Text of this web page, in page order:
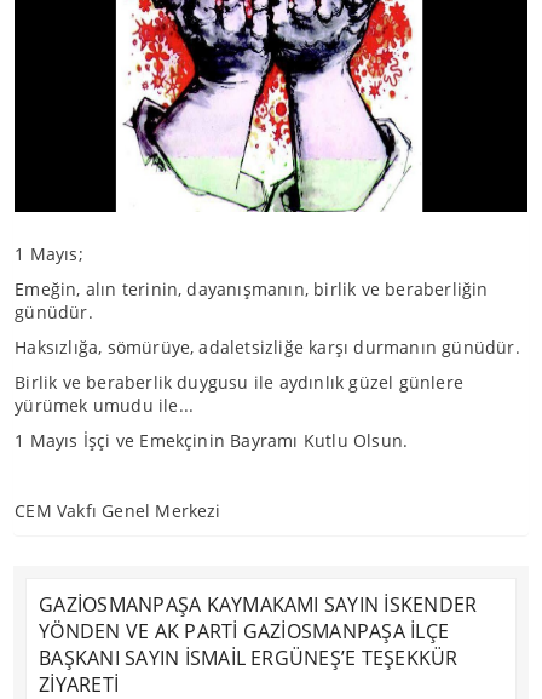
1 Mayıs;
Emeğin, alın terinin, dayanışmanın, birlik ve beraberliğin
günüdür.
Haksızlığa, sömürüye, adaletsizliğe karşı durmanın günüdür.
Birlik ve beraberlik duygusu ile aydınlık güzel günlere
yürümek umudu ile...
1 Mayıs İşçi ve Emekçinin Bayramı Kutlu Olsun.
CEM Vakfı Genel Merkezi
GAZİOSMANPAŞA KAYMAKAMI SAYIN İSKENDER
YÖNDEN VE AK PARTİ GAZİOSMANPAŞA İLÇE
BAŞKANI SAYIN İSMAİL ERGÜNEŞ’E TEŞEKKÜR
ZİYARETİ